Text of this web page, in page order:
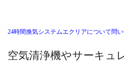
24時間換気システムエクリアについて問
空気清浄機やサーキュ